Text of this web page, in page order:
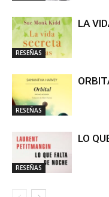
RESEÑAS
LA
RESEÑAS
RESEÑAS
LO